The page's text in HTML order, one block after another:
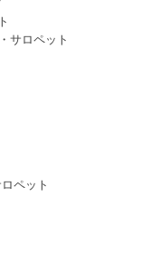
サロペット
ペット